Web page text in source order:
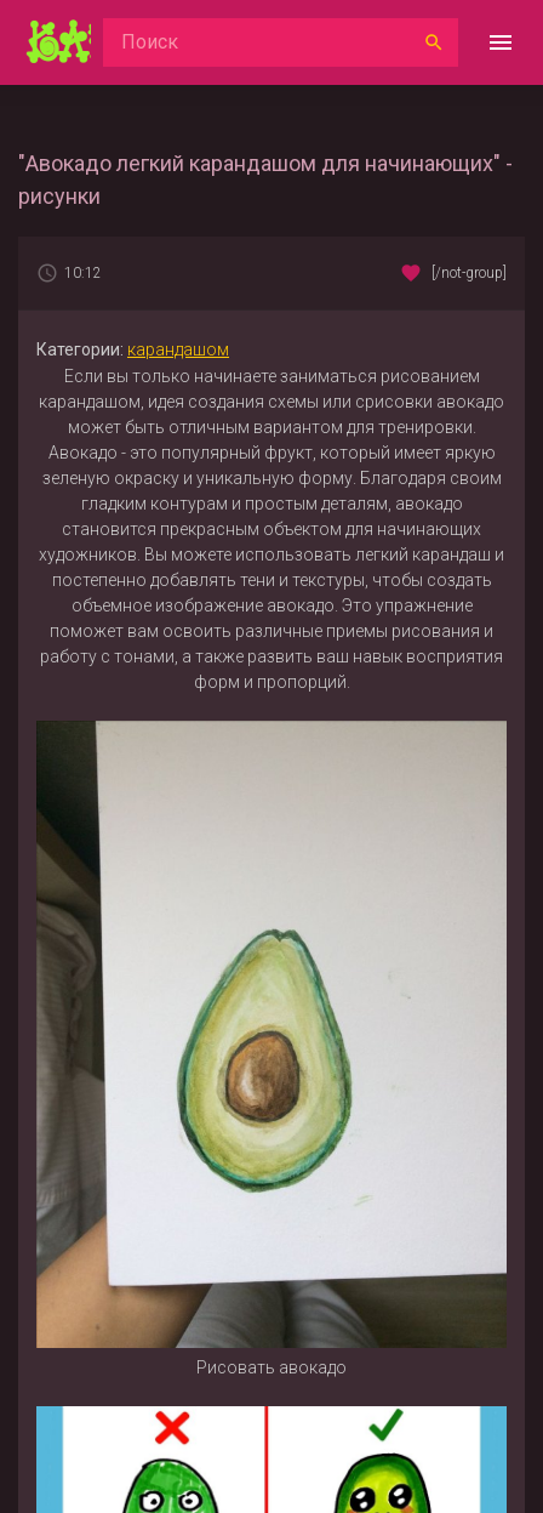
"Авокадо легкий карандашом для начинающих" -
рисунки
10:12 [/not-group]
Категории: карандашом
Если вы только начинаете заниматься рисованием
карандашом, идея создания схемы или срисовки авокадо
может быть отличным вариантом для тренировки.
Авокадо - это популярный фрукт, который имеет яркую
зеленую окраску и уникальную форму. Благодаря своим
гладким контурам и простым деталям, авокадо
становится прекрасным объектом для начинающих
художников. Вы можете использовать легкий карандаш и
постепенно добавлять тени и текстуры, чтобы создать
объемное изображение авокадо. Это упражнение
поможет вам освоить различные приемы рисования и
работу с тонами, а также развить ваш навык восприятия
форм и пропорций.
Рисовать авокадо